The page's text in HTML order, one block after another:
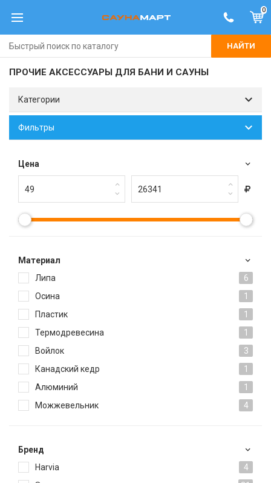
0
НАЙТИ
ПРОЧИЕ АКСЕССУАРЫ ДЛЯ БАНИ И САУНЫ
Категории
Фильтры
Цена
Материал
Липа
6
Осина
1
Пластик
1
Термодревесина
1
Войлок
3
Канадский кедр
1
Алюминий
1
Можжевельник
4
Брeнд
Harvia
4